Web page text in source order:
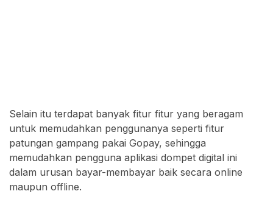
Selain itu terdapat banyak fitur fitur yang beragam
untuk memudahkan penggunanya seperti fitur
patungan gampang pakai Gopay, sehingga
memudahkan pengguna aplikasi dompet digital ini
dalam urusan bayar-membayar baik secara online
maupun offline.